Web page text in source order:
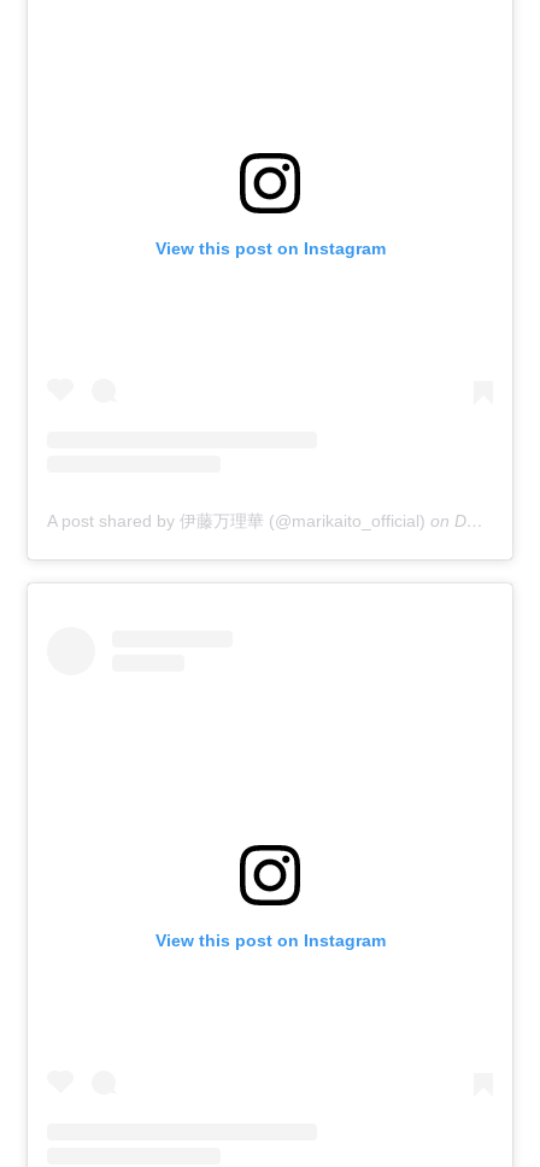
View this post on Instagram
A post shared by 伊藤万理華 (@marikaito_official) onDec 12, 2018 at 11:21pm PST
View this post on Instagram